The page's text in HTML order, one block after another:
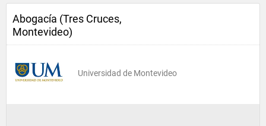
Abogacía (Tres Cruces,
Montevideo)
Universidad de Montevideo